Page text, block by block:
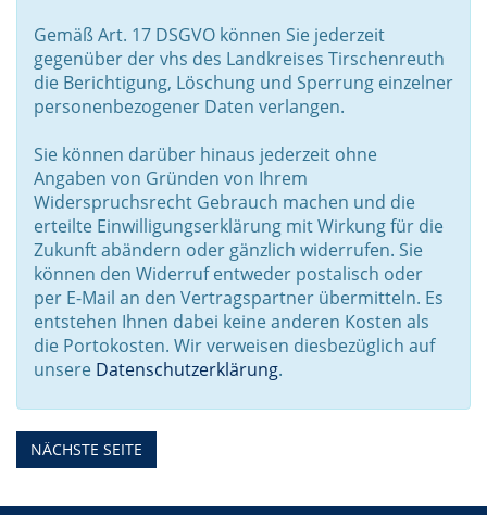
Gemäß Art. 17 DSGVO können Sie jederzeit
gegenüber der vhs des Landkreises Tirschenreuth
die Berichtigung, Löschung und Sperrung einzelner
personenbezogener Daten verlangen.
Sie können darüber hinaus jederzeit ohne
Angaben von Gründen von Ihrem
Widerspruchsrecht Gebrauch machen und die
erteilte Einwilligungserklärung mit Wirkung für die
Zukunft abändern oder gänzlich widerrufen. Sie
können den Widerruf entweder postalisch oder
per E-Mail an den Vertragspartner übermitteln. Es
entstehen Ihnen dabei keine anderen Kosten als
die Portokosten. Wir verweisen diesbezüglich auf
unsere Datenschutzerklärung.
NÄCHSTE SEITE